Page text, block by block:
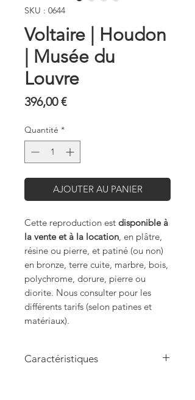
SKU : 0644
Voltaire | Houdon
| Musée du
Louvre
396,00 €Prix
Quantité *
AJOUTER AU PANIER
Cette reproduction est disponible à
la vente et à la location, en plâtre,
résine ou pierre, et patiné (ou non)
en bronze, terre cuite, marbre, bois,
polychrome, dorure, pierre ou
diorite. Nous consulter pour les
différents tarifs (selon patines et
matériaux).
Caractéristiques